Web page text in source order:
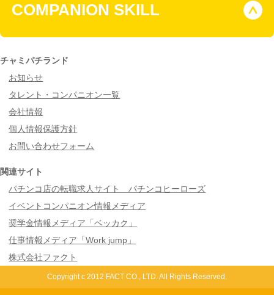
COMPANION SKILL
チャミパチランド
お知らせ
タレント・コンパニオン一覧
会社情報
個人情報保護方針
お問い合わせフォーム
関連サイト
パチンコ店の転職求人サイト パチンコヒーローズ
イベントコンパニオン情報メディア
奨学金情報メディア「ベッカク」
仕事情報メディア「Work jump」
株式会社ファクト
Copyright c 2012 FACT CO., LTD. All Rights Reserved.